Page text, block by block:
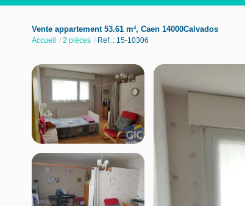
Vente appartement 53.61 m², Caen 14000Calvados
Accueil 2 pièces Ref. : 15-10306